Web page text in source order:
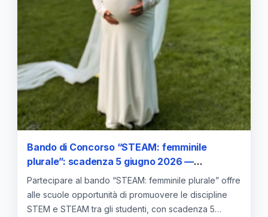
Bando di Concorso “STEAM: femminile
plurale”: scadenza 5 giugno 2026 —
approfondimento e guida
Partecipare al bando “STEAM: femminile plurale” offre
alle scuole opportunità di promuovere le discipline
STEM e STEAM tra gli studenti, con scadenza 5